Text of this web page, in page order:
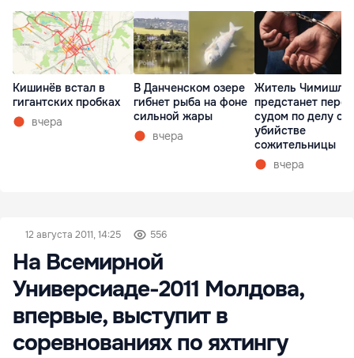
Кишинёв встал в
гигантских пробках
вчера
В Данченском озере
гибнет рыба на фоне
сильной жары
вчера
Житель
предстанет перед
судом по делу об
убийстве
сожительницы
вчера
12 августа 2011, 14:25 556
На Всемирной
Универсиаде-2011 Молдова,
впервые, выступит в
соревнованиях по яхтингу